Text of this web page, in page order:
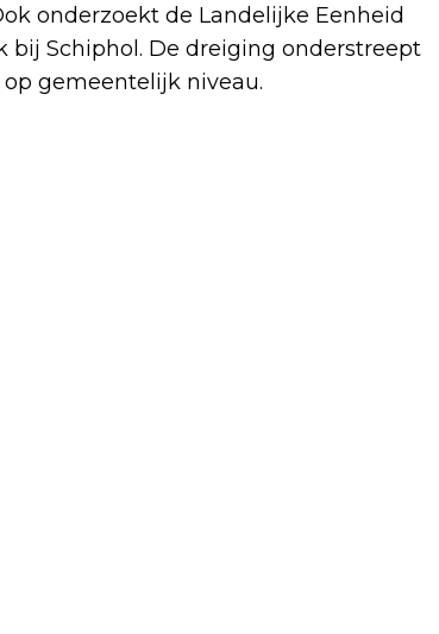
onderzoekt de Landelijke Eenheid
Schiphol. De dreiging onderstreept
gemeentelijk niveau.